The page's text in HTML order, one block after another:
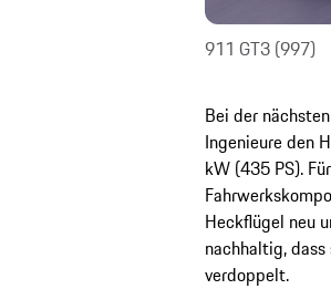
911 GT3 (997)
Bei der
Ingenieure den
kW (435 PS).
Heckflügel neu
nachhaltig,
verdoppelt.